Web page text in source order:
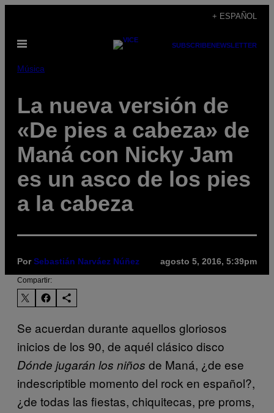
contenido
+ ESPAÑOL
Abrir
SUBSCRIBENEWSLETTER
Música
La nueva versión de
«De pies a cabeza» de
Maná con Nicky Jam
es un asco de los pies
a la cabeza
PorSebastián Narváez Núñez agosto 5, 2016, 5:39pm
Compartir:
Se acuerdan durante aquellos gloriosos
inicios de los 90, de aquél clásico disco
Dónde jugarán los niños de Maná, ¿de ese
indescriptible momento del rock en español?,
¿de todas las fiestas, chiquitecas, pre proms,